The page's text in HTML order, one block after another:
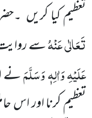
تعظیم کیا کریں
تَعَالٰی عَنْہُسے
عَلَیْہِ وَاٰلِہٖ وَسَلَّمَنے
تعظیم کرنا اور اس